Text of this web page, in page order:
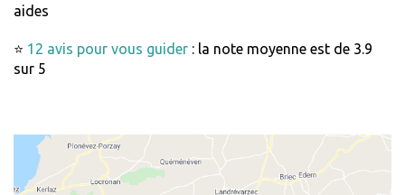
aides
⭐ 12 avis pour vous guider : la note moyenne est de 3.9
sur 5